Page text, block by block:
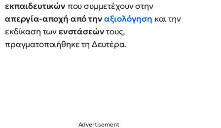
εκπαιδευτικών που συμμετέχουν στην
απεργία-αποχή από τηναξιολόγηση και την
εκδίκαση τωνενστάσεώντους,
πραγματοποιήθηκε τη Δευτέρα.